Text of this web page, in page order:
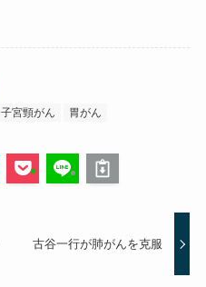
子宮頸がん 胃がん
古谷一行が肺がんを克服